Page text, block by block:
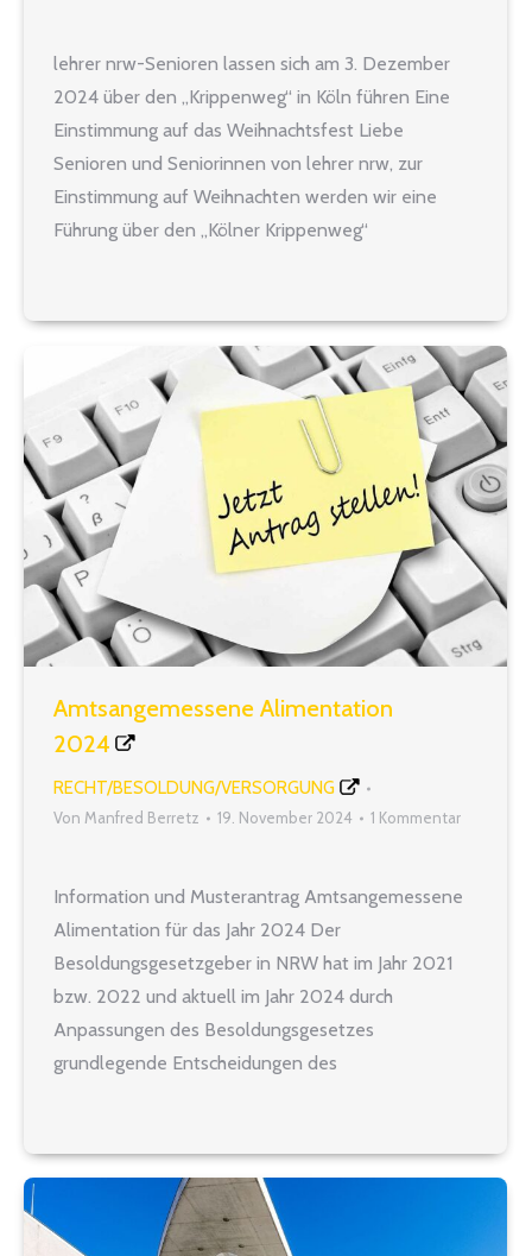
lehrer nrw-Senioren lassen sich am 3. Dezember
2024 über den „Krippenweg“ in Köln führen Eine
Einstimmung auf das Weihnachtsfest Liebe
Senioren und Seniorinnen von lehrer nrw, zur
Einstimmung auf Weihnachten werden wir eine
Führung über den „Kölner Krippenweg“
Stunden unterwegs sein.…
Amtsangemessene Alimentation
2024
RECHT/BESOLDUNG/VERSORGUNG
Von Manfred Berretz 19. November 2024 1 Kommentar
Information und Musterantrag Amtsangemessene
Alimentation für das Jahr 2024 Der
Besoldungsgesetzgeber in NRW hat im Jahr 2021
bzw. 2022 und aktuell im Jahr 2024 durch
Anpassungen des Besoldungsgesetzes
grundlegende Entscheidungen des
Allerdings muss davon ausgegangen werden, dass
den mit Art. 33 GG vorgegebenen und durch die
Rechtsprechung ausgeschärften…